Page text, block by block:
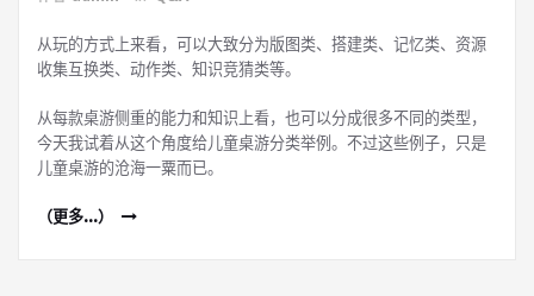
从玩的方式上来看，可以大致分为版图类、搭建类、记忆类、资源
收集互换类、动作类、知识竞猜类等。
从每款桌游侧重的能力和知识上看，也可以分成很多不同的类型，
今天我试着从这个角度给儿童桌游分类举例。不过这些例子，只是
儿童桌游的沧海一粟而已。
（更多…）